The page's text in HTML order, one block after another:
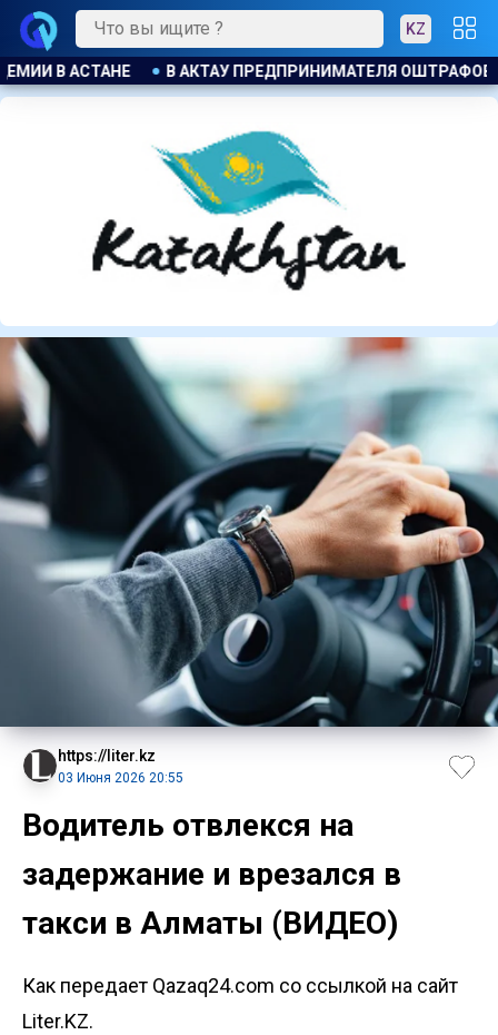
KZ
ЗА БЕСПЛАТНУЮ РАЗДАЧУ МОРОЖЕНОГО ДЕТЯМ
https://liter.kz
03 Июня 2026 20:55
Водитель отвлекся на
задержание и врезался в
такси в Алматы (ВИДЕО)
Как передает Qazaq24.com со ссылкой на сайт
Liter.KZ.